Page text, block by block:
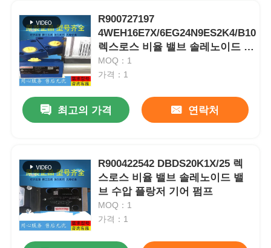
R900727197
4WEH16E7X/6EG24N9ES2K4/B10
렉스로스 비율 밸브 솔레노이드 밸
브 수압 플랑저 기어 펌프
MOQ：1
가격：1
최고의 가격 연락처
R900422542 DBDS20K1X/25 렉
스로스 비율 밸브 솔레노이드 밸
브 수압 플랑저 기어 펌프
MOQ：1
가격：1